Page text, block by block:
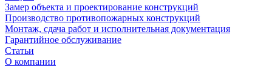
Замер объекта и проектирование конструкций
Производство противопожарных конструкций
Монтаж, сдача работ и исполнительная документация
Гарантийное обслуживание
Статьи
О компании